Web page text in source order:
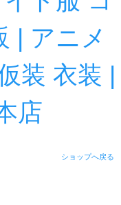
| アニメ
装 衣装 |
店
ショップへ戻る